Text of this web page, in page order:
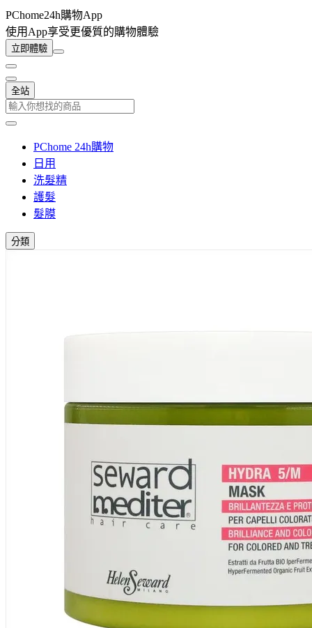
PChome24h購物App
使用App享受更優質的購物體驗
立即體驗
全站
PChome 24h購物
日用
洗髮精
護髮
髮膜
分類